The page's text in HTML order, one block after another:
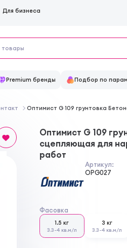
Для бизнеса
Premium бренды Подбор по
Оптимист G 109 грунтовка
Оптимист G 109
сцепляющая для
работ
Артикул:
OPG027
Фасовка
1.5 кг
3.3-4 кв.м/л
3 кг
3.3-4 кв.м/л